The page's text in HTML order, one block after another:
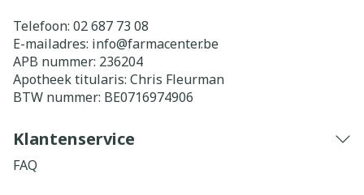
Telefoon: 02 687 73 08
E-mailadres: info@farmacenter.be
APB nummer: 236204
Apotheek titularis: Chris Fleurman
BTW nummer: BE0716974906
Klantenservice
FAQ